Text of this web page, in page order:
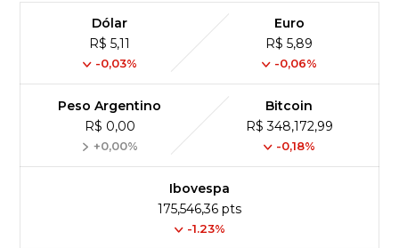
Dólar
R$ 5,11
-0,03%
Euro
R$ 5,89
-0,06%
Peso Argentino
R$ 0,00
+0,00%
Bitcoin
R$ 348,172,99
-0,18%
Ibovespa
175,546,36 pts
-1.23%